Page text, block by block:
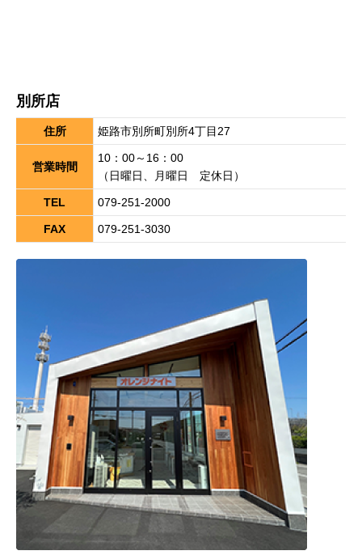
別所店
住所 姫路市別所町別所4丁目27
営業時間
10：00～16：00
（日曜日、月曜日 定休日）
TEL 079-251-2000
FAX 079-251-3030